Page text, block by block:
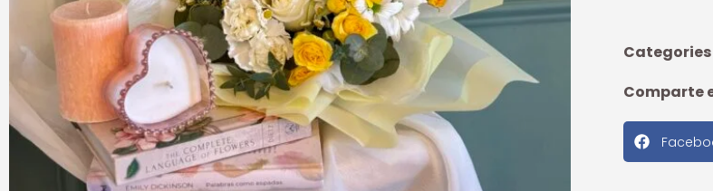
Categories
Comparte